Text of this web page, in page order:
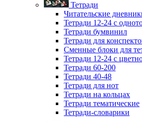
Тетради
Читательские
Тетради 12-24 с
Тетради бумвинил
Тетради для
Сменные блоки для
Тетради 12-24 с
Тетради 60-200
Тетради 40-48
Тетради для нот
Тетради на кольцах
Тетради тематические
Тетради-словарики